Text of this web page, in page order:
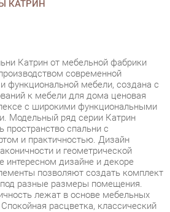
мебели, создана с
к мебели для дома ценовая
с широкими функциональными
ряд серии Катрин
спальни с
и практичностью. Дизайн
и геометрической
дизайне и декоре
позволяют создать комплект
разные размеры помещения.
лежат в основе мебельных
расцветка, классический
фурнитура все это делает этот
этой серии
удобна, проста и
покрытие материалов